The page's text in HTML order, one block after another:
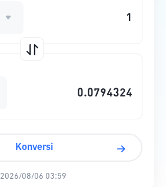
Konversi
2026/08/06 03:59